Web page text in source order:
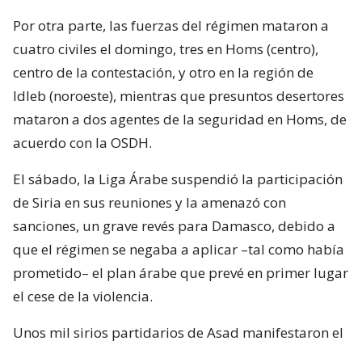
Por otra parte, las fuerzas del régimen mataron a
cuatro civiles el domingo, tres en Homs (centro),
centro de la contestación, y otro en la región de
Idleb (noroeste), mientras que presuntos desertores
mataron a dos agentes de la seguridad en Homs, de
acuerdo con la OSDH.
El sábado, la Liga Árabe suspendió la participación
de Siria en sus reuniones y la amenazó con
sanciones, un grave revés para Damasco, debido a
que el régimen se negaba a aplicar –tal como había
prometido– el plan árabe que prevé en primer lugar
el cese de la violencia.
Unos mil sirios partidarios de Asad manifestaron el